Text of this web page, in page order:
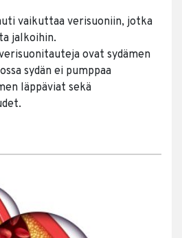
vaikuttaa verisuoniin, jotka
jalkoihin.
ovat sydämen
sydän ei pumppaa
läppäviat sekä